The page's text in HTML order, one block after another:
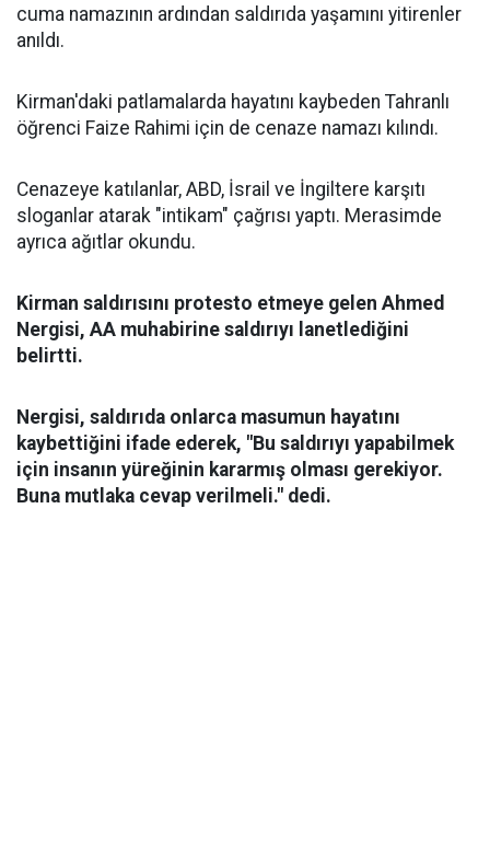
cuma namazının ardından saldırıda yaşamını yitirenler
anıldı.
Kirman'daki patlamalarda hayatını kaybeden Tahranlı
öğrenci Faize Rahimi için de cenaze namazı kılındı.
Cenazeye katılanlar, ABD, İsrail ve İngiltere karşıtı
sloganlar atarak "intikam" çağrısı yaptı. Merasimde
ayrıca ağıtlar okundu.
Kirman saldırısını protesto etmeye gelen Ahmed
Nergisi, AA muhabirine saldırıyı lanetlediğini
belirtti.
Nergisi, saldırıda onlarca masumun hayatını
kaybettiğini ifade ederek, "Bu saldırıyı yapabilmek
için insanın yüreğinin kararmış olması gerekiyor.
Buna mutlaka cevap verilmeli." dedi.